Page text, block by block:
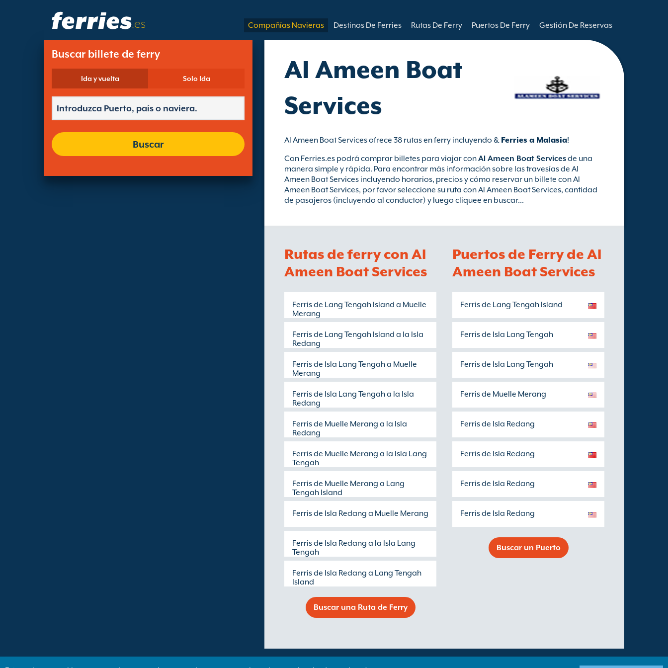
.es Compañías Navieras Destinos De Ferries Rutas De Ferry Puertos De Ferry Gestión De Reservas
Buscar billete de ferry
Ida y vuelta Solo Ida
Buscar
Al Ameen Boat
Services
Al Ameen Boat Services ofrece 38 rutas en ferry incluyendo & Ferries a Malasia!
Con Ferries.es podrá comprar billetes para viajar conAl Ameen Boat Servicesde una
manera simple y rápida. Para encontrar más información sobre las travesías de Al
Ameen Boat Services incluyendo horarios, precios y cómo reservar un billete con Al
Ameen Boat Services, por favor seleccione su ruta con Al Ameen Boat Services, cantidad
de pasajeros (incluyendo al conductor) y luego cliquee en buscar...
Rutas de ferry con Al
Ameen Boat Services
Ferris de Lang Tengah Island a Muelle
Merang
Ferris de Lang Tengah Island a la Isla
Redang
Ferris de Isla Lang Tengah a Muelle
Merang
Ferris de Isla Lang Tengah a la Isla
Redang
Ferris de Muelle Merang a la Isla
Redang
Ferris de Muelle Merang a la Isla Lang
Tengah
Ferris de Muelle Merang a Lang
Tengah Island
Ferris de Isla Redang a Muelle Merang
Ferris de Isla Redang a la Isla Lang
Tengah
Ferris de Isla Redang a Lang Tengah
Island
Buscar una Ruta de Ferry
Puertos de Ferry de Al
Ameen Boat Services
Ferris de Lang Tengah Island
Ferris de Isla Lang Tengah
Ferris de Isla Lang Tengah
Ferris de Muelle Merang
Ferris de Isla Redang
Ferris de Isla Redang
Ferris de Isla Redang
Ferris de Isla Redang
Buscar un Puerto